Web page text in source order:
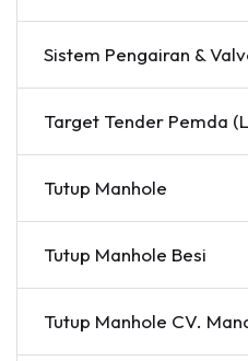
Sistem Pengairan &
Target Tender Pemda
Tutup Manhole
Tutup Manhole Besi
Tutup Manhole CV.